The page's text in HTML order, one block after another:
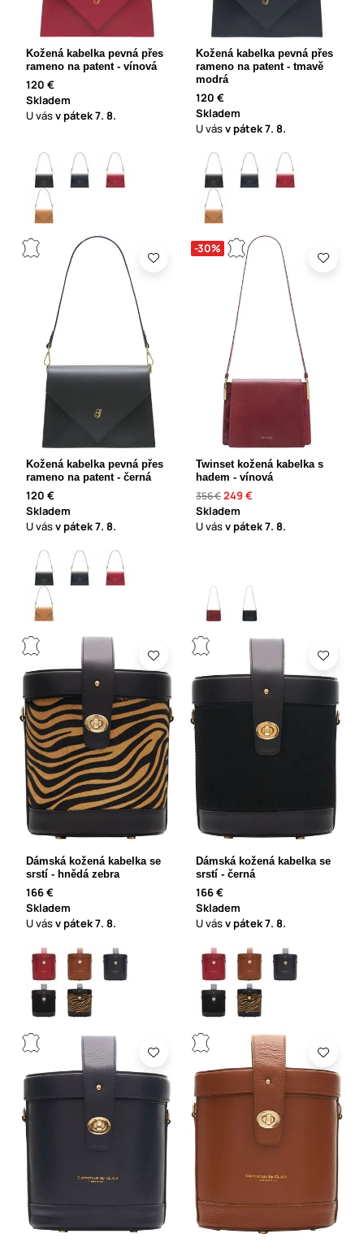
Kožená kabelka pevná přes
rameno na patent - vínová
120 €
Skladem
U vásv pátek7. 8.
Kožená kabelka pevná přes
rameno na patent - tmavě
modrá
120 €
Skladem
U vásv pátek7. 8.
Kožená kabelka pevná přes
rameno na patent - černá
120 €
Skladem
U vásv pátek7. 8.
-30%
Twinset kožená kabelka s
hadem - vínová
356 €249 €
Skladem
U vásv pátek7. 8.
Dámská kožená kabelka se
srstí - hnědá zebra
166 €
Skladem
U vásv pátek7. 8.
Dámská kožená kabelka se
srstí - černá
166 €
Skladem
U vásv pátek7. 8.